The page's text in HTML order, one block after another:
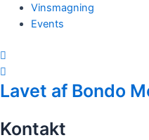
Vinsmagning
Events
Lavet af Bondo
Kontakt